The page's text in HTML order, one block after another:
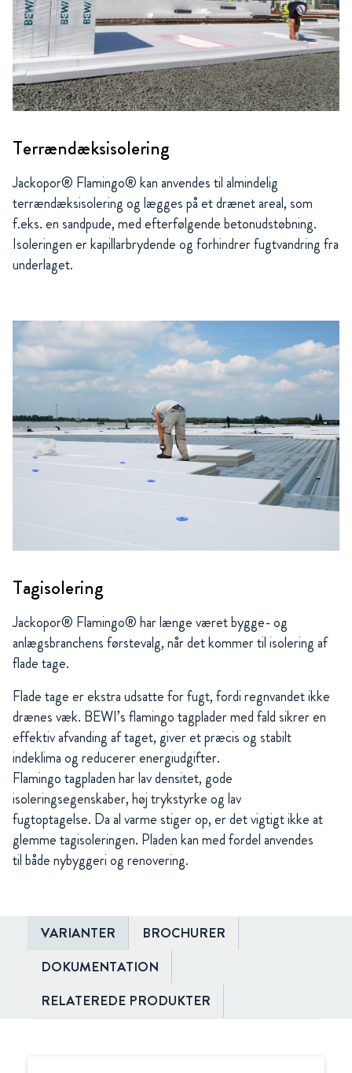
Terrændæksisolering
Jackopor® Flamingo® kan anvendes til almindelig
terrændæksisolering og lægges på et drænet areal, som
f.eks. en sandpude, med efterfølgende betonudstøbning.
Isoleringen er kapillarbrydende og forhindrer fugtvandring fra
underlaget.
Tagisolering
Jackopor® Flamingo® har længe været bygge- og
anlægsbranchens førstevalg, når det kommer til isolering af
flade tage.
Flade tage er ekstra udsatte for fugt, fordi regnvandet ikke
drænes væk. BEWI’s flamingo tagplader med fald sikrer en
effektiv afvanding af taget, giver et præcis og stabilt
indeklima og reducerer energiudgifter.
Flamingotagpladenharlav densitet,gode
isoleringsegenskaber,høj trykstyrkeoglav
fugtoptagelse. Da alvarme stiger op, er det vigtigtikke at
glemmetagisoleringen. Pladen kan med fordel anvendes
tilbådenybyggeri ogrenovering.
VARIANTER
BROCHURER
DOKUMENTATION
RELATEREDE PRODUKTER